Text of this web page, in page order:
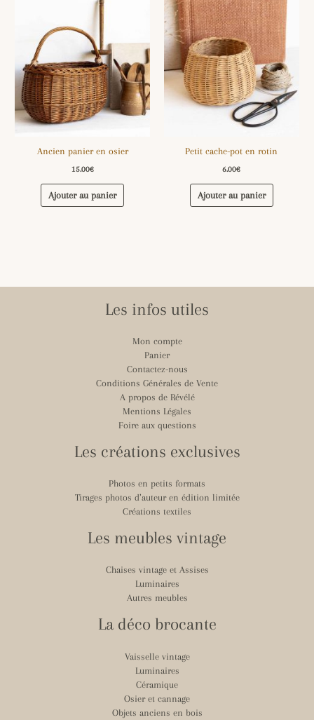
Ancien panier en osier
15.00€
Ajouter au panier
Petit cache-pot en rotin
6.00€
Ajouter au panier
Les infos utiles
Mon compte
Panier
Contactez-nous
Conditions Générales de Vente
A propos de Révélé
Mentions Légales
Foire aux questions
Les créations exclusives
Photos en petits formats
Tirages photos d’auteur en édition limitée
Créations textiles
Les meubles vintage
Chaises vintage et Assises
Luminaires
Autres meubles
La déco brocante
Vaisselle vintage
Luminaires
Céramique
Osier et cannage
Objets anciens en bois